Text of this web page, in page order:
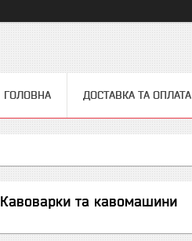
ГОЛОВНА ДОСТАВКА ТА ОПЛАТА
Кавоварки та кавомашини